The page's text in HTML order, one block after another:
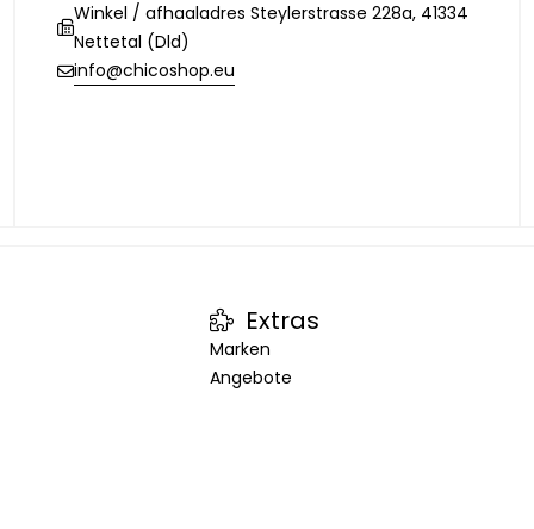
Winkel / afhaaladres Steylerstrasse 228a, 41334
Nettetal (Dld)
info@chicoshop.eu
Extras
Marken
Angebote